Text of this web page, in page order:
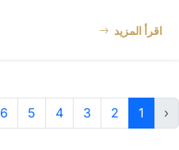
اقرأ المزيد
‹
1
2
3
4
5
6